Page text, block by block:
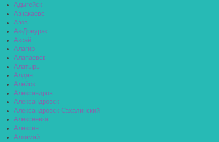
Адыгейск
Азнакаево
Азов
Ак-Довурак
Аксай
Алагир
Алапаевск
Алатырь
Алдан
Алейск
Александров
Александровск
Александровск-Сахалинский
Алексеевка
Алексин
Алзамай